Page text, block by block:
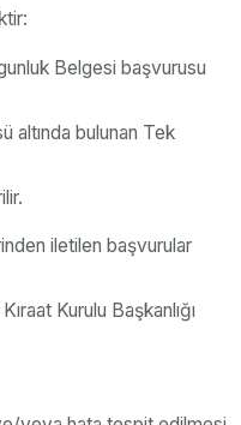
Belgesi başvurusu
altında bulunan Tek
iletilen başvurular
Kurulu Başkanlığı